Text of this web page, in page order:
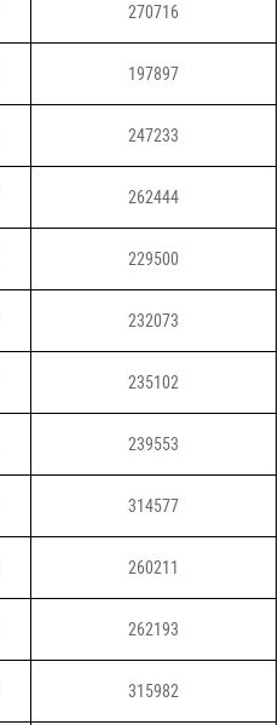
270716
197897
247233
262444
229500
232073
235102
239553
314577
260211
262193
315982